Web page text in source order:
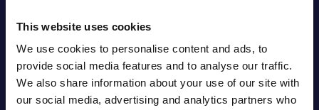
This website uses cookies
We use cookies to personalise content and ads, to
provide social media features and to analyse our traffic.
We also share information about your use of our site with
our social media, advertising and analytics partners who
E-mail